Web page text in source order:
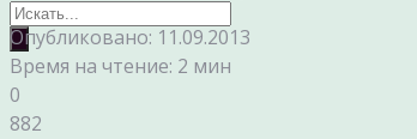
Опубликовано: 11.09.2013
Время на чтение: 2 мин
0
882